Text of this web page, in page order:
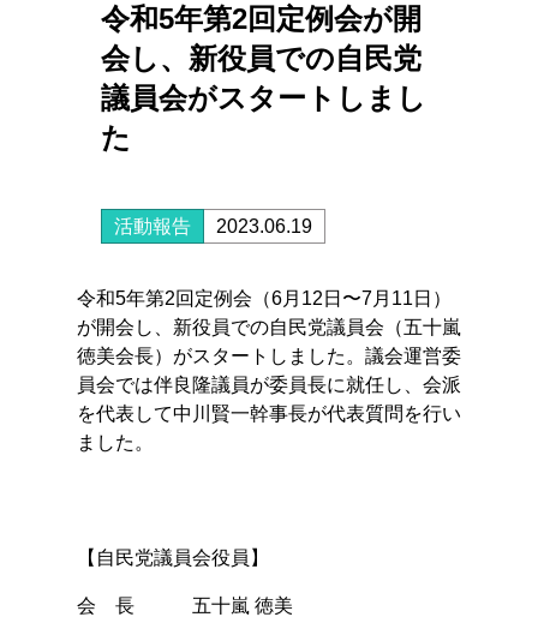
令和5年第2回定例会が開
会し、新役員での自民党
議員会がスタートしまし
た
活動報告 2023.06.19
令和5年第2回定例会（6月12日〜7月11日）
が開会し、新役員での自民党議員会（五十嵐
徳美会長）がスタートしました。議会運営委
員会では伴良隆議員が委員長に就任し、会派
を代表して中川賢一幹事長が代表質問を行い
ました。
【自民党議員会役員】
会 長 五十嵐 徳美